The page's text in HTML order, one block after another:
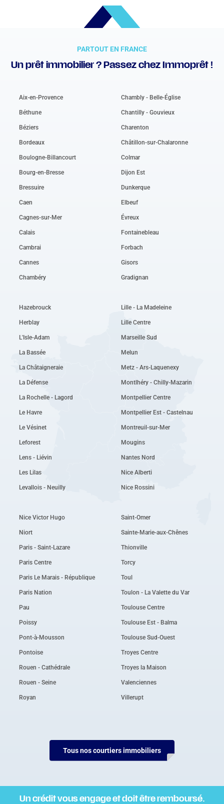
PARTOUT EN FRANCE
Un prêt immobilier ? Passez chez Immoprêt !
Aix-en-Provence
Béthune
Béziers
Bordeaux
Boulogne-Billancourt
Bourg-en-Bresse
Bressuire
Caen
Cagnes-sur-Mer
Calais
Cambrai
Cannes
Chambéry
Chambly - Belle-Église
Chantilly - Gouvieux
Charenton
Châtillon-sur-Chalaronne
Colmar
Dijon Est
Dunkerque
Elbeuf
Évreux
Fontainebleau
Forbach
Gisors
Gradignan
Hazebrouck
Herblay
L'Isle-Adam
La Bassée
La Châtaigneraie
La Défense
La Rochelle - Lagord
Le Havre
Le Vésinet
Leforest
Lens - Liévin
Les Lilas
Levallois - Neuilly
Lille - La Madeleine
Lille Centre
Marseille Sud
Melun
Metz - Ars-Laquenexy
Montlhéry - Chilly-Mazarin
Montpellier Centre
Montpellier Est - Castelnau
Montreuil-sur-Mer
Mougins
Nantes Nord
Nice Alberti
Nice Rossini
Nice Victor Hugo
Niort
Paris - Saint-Lazare
Paris Centre
Paris Le Marais - République
Paris Nation
Pau
Poissy
Pont-à-Mousson
Pontoise
Rouen - Cathédrale
Rouen - Seine
Royan
Saint-Omer
Sainte-Marie-aux-Chênes
Thionville
Torcy
Toul
Toulon - La Valette du Var
Toulouse Centre
Toulouse Est - Balma
Toulouse Sud-Ouest
Troyes Centre
Troyes la Maison
Valenciennes
Villerupt
Tous nos courtiers immobiliers
Un crédit vous engage et doit être remboursé.